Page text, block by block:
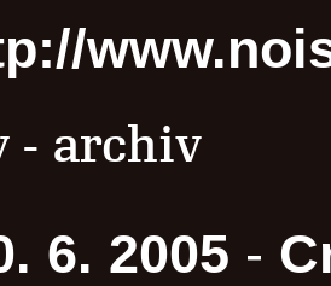
- archiv
6. 2005 -